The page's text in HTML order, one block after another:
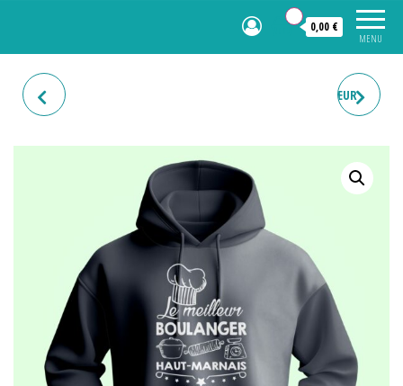
MENU
0,00 €
SWEAT HOMME "LE MEILLEUR